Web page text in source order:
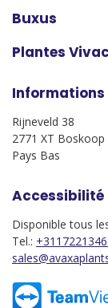
Buxus
Plantes
Rijneveld 38
2771 XT Boskoop
Pays Bas
Accessibilité
Disponible tous
Tel.: